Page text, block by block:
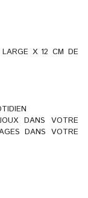
X 12 CM DE
DANS VOTRE
DANS VOTRE